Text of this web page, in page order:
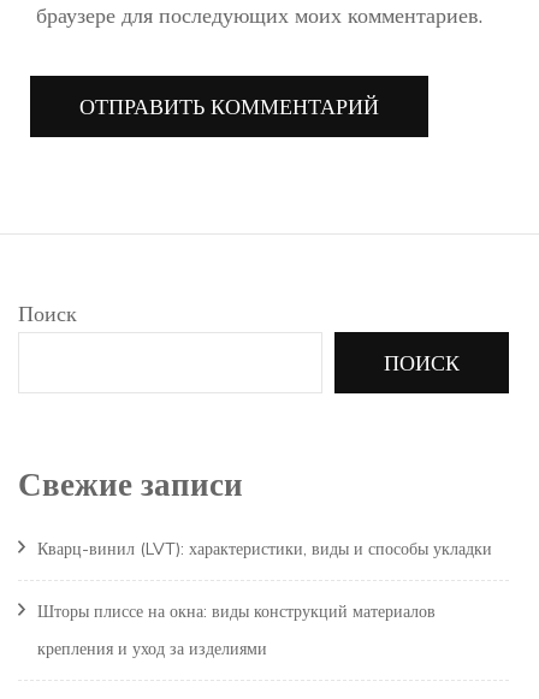
браузере для последующих моих комментариев.
Поиск
ПОИСК
Свежие записи
Кварц-винил (LVT): характеристики, виды и способы укладки
Шторы плиссе на окна: виды конструкций материалов
крепления и уход за изделиями